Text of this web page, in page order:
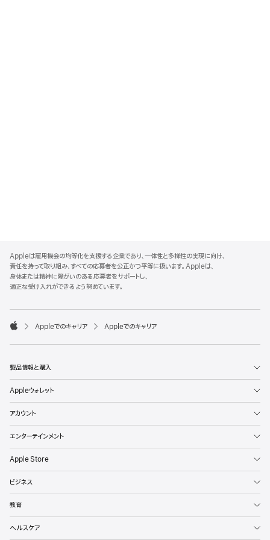
p
p
l
e
o
t
Appleは雇用機会の均等化を支援する企業であり、一体性と多様性の実現に向け、
責任を持って取り組み、すべての応募者を公正かつ平等に扱います。Appleは、
身体または精神に障がいのある応募者をサポートし、
適正な受け入れができるよう努めています。

p
l
Appleでのキャリア Appleでのキャリア
製品情報と購入
Appleウォレット
アカウント
エンターテインメント
Apple Store
ビジネス
教育
ヘルスケア